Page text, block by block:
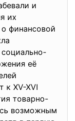
и
их
финансовой
её
к XV-XVI
товарно-
возможным